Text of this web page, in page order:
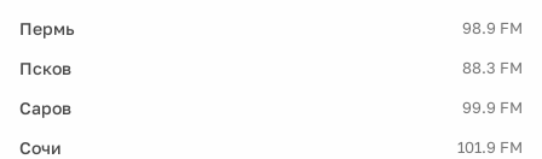
Пермь 98.9 FM
Псков 88.3 FM
Саров 99.9 FM
Сочи 101.9 FM